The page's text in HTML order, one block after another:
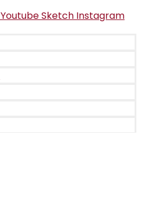
YoutubeSketch Instagram